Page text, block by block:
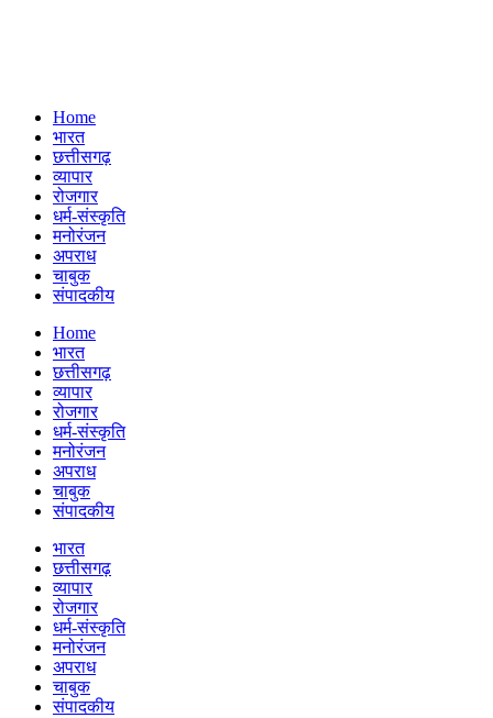
Home
भारत
छत्तीसगढ़
व्यापार
रोजगार
धर्म-संस्कृति
मनोरंजन
अपराध
चाबुक
संपादकीय
Menu
Home
भारत
छत्तीसगढ़
व्यापार
रोजगार
धर्म-संस्कृति
मनोरंजन
अपराध
चाबुक
संपादकीय
भारत
छत्तीसगढ़
व्यापार
रोजगार
धर्म-संस्कृति
मनोरंजन
अपराध
चाबुक
संपादकीय